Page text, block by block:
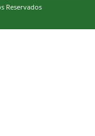
Reservados